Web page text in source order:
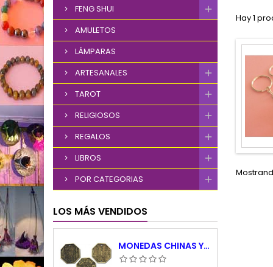
FENG SHUI
AMULETOS
LÁMPARAS
ARTESANALES
TAROT
RELIGIOSOS
REGALOS
LIBROS
POR CATEGORIAS
LOS MÁS VENDIDOS
MONEDAS CHINAS YING YANG
Hay 1